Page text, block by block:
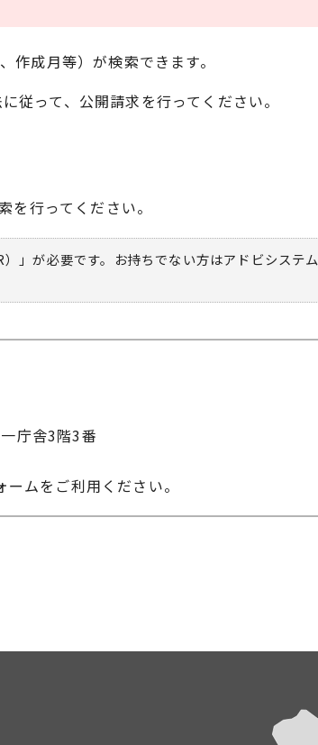
成月等）が検索できます。
従って、公開請求を行ってください。
行ってください。
」が必要です。お持ちでない方はアドビシステ
庁舎3階3番
ムをご利用ください。